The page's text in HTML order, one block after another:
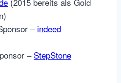
– indeed
– StepStone